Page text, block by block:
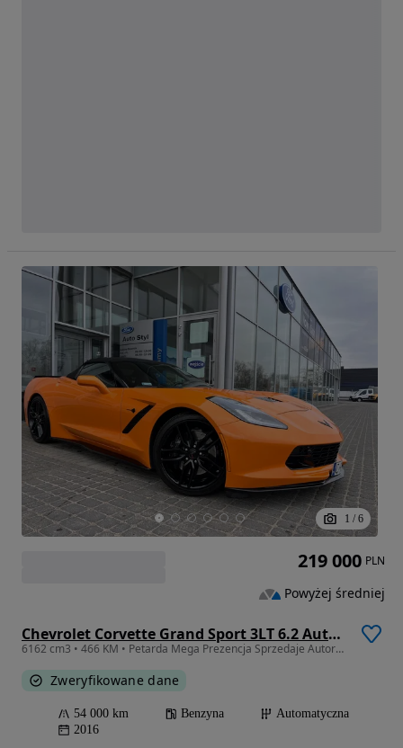
1 / 6
Chevrolet Corvette Grand Sport 3LT 6.2 Automatik
6162 cm3 • 466 KM • Petarda Mega Prezencja Sprzedaje Autoryzowany Dealer Forda
Zweryfikowane dane
54 000 km Benzyna
Automatyczna
2016
219 000 PLN
Powyżej średniej